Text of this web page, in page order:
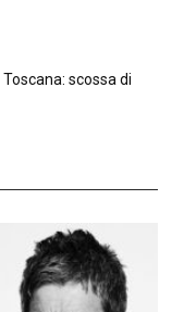
scossa di